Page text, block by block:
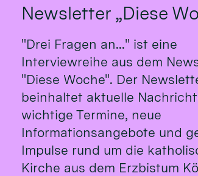
Newsletter „Diese
"Drei Fragen an..." ist eine
Interviewreihe aus dem
"Diese Woche". Der
beinhaltet aktuelle
wichtige Termine, neue
Informationsangebote und
Impulse rund um die
Kirche aus dem Erzbistum